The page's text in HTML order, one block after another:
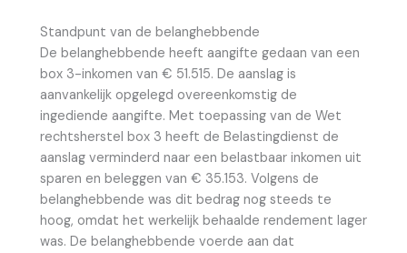
Standpunt van de belanghebbende
De belanghebbende heeft aangifte gedaan van een
box 3-inkomen van € 51.515. De aanslag is
aanvankelijk opgelegd overeenkomstig de
ingediende aangifte. Met toepassing van de Wet
rechtsherstel box 3 heeft de Belastingdienst de
aanslag verminderd naar een belastbaar inkomen uit
sparen en beleggen van € 35.153. Volgens de
belanghebbende was dit bedrag nog steeds te
hoog, omdat het werkelijk behaalde rendement lager
was. De belanghebbende voerde aan dat